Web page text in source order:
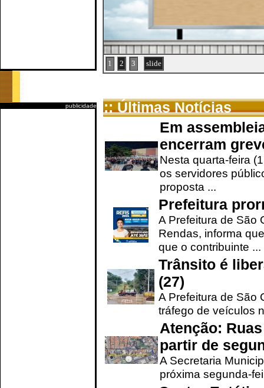
publicidade
1 2 3 slide
:: Últimas Notícias
Em
encerram
Nesta quarta-feira
os servidores
proposta ...
Prefeitura
A Prefeitura de São
Rendas, informa
que o contribuinte ...
Trânsito é
(27)
A Prefeitura de São
tráfego de veículos
Atenção:
partir de
A Secretaria
próxima segunda-